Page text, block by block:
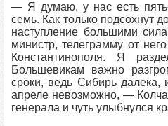
— Я думаю, у нас есть
семь. Как только подсохнут
наступление большими
министр, телеграмму от
Константинополя. Я
Большевикам важно
сроки, ведь Сибирь далека,
апреле невозможно, —
генерала и чуть улыбнулся